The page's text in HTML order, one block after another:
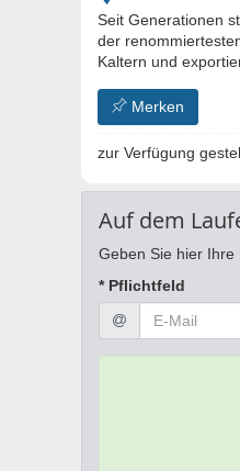
Seit Generationen
der
Kaltern und
Merken
zur Verfügung
Auf dem
Geben Sie hier Ihre
* Pflichtfeld